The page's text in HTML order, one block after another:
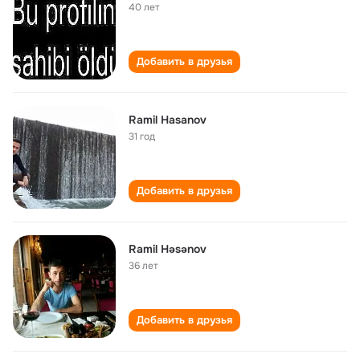
40 лет
Добавить в друзья
Ramil Hasanov
31 год
Добавить в друзья
Ramil Həsənov
36 лет
Добавить в друзья